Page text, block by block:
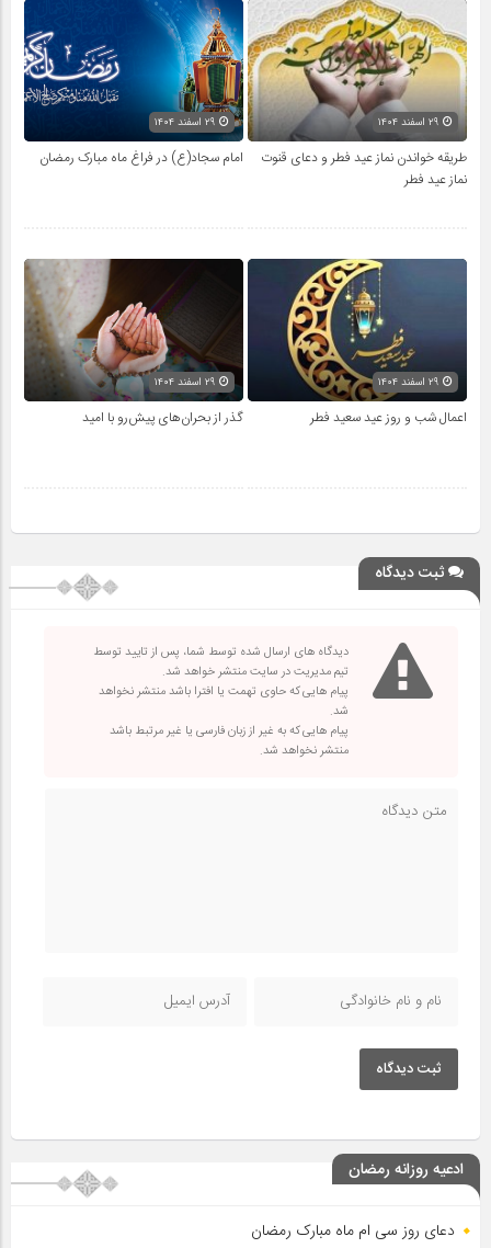
طریقه خواندن نماز عید فطر و دعای قنوت
نماز عید فطر
امام سجاد(ع) در فراغ ماه مبارک رمضان
اعمال شب و روز عید سعید فطر گذر از بحران‌های پیش‌رو با امید
ثبت دیدگاه
دیدگاه های ارسال شده توسط شما، پس از تایید توسط
تیم مدیریت در سایت منتشر خواهد شد.
پیام هایی که حاوی تهمت یا افترا باشد منتشر نخواهد
شد.
پیام هایی که به غیر از زبان فارسی یا غیر مرتبط باشد
منتشر نخواهد شد.
ثبت دیدگاه
ادعیه روزانه رمضان
دعای روز سی ام ماه مبارک رمضان